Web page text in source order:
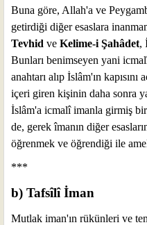
Buna göre, Allah'a ve
getirdiği diğer esaslara
Tevhid ve Kelime-i Şahâdet,
Bunları benimseyen yani
anahtarı alıp İslâm'ın kapısını
içeri giren kişinin daha sonra
İslâm'a icmalî imanla girmiş
de, gerek îmanın diğer
öğrenmek ve öğrendiği ile
***
b) Tafsîlî İman
Mutlak iman'ın rükünleri ve